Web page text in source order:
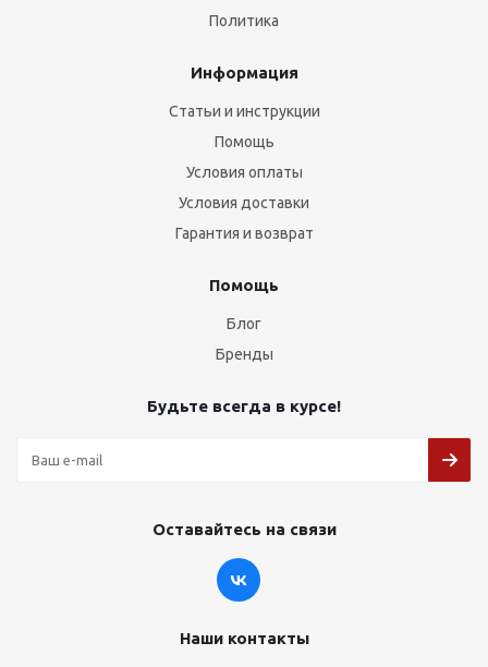
Политика
Информация
Статьи и инструкции
Помощь
Условия оплаты
Условия доставки
Гарантия и возврат
Помощь
Блог
Бренды
Будьте всегда в курсе!
Оставайтесь на связи
Наши контакты